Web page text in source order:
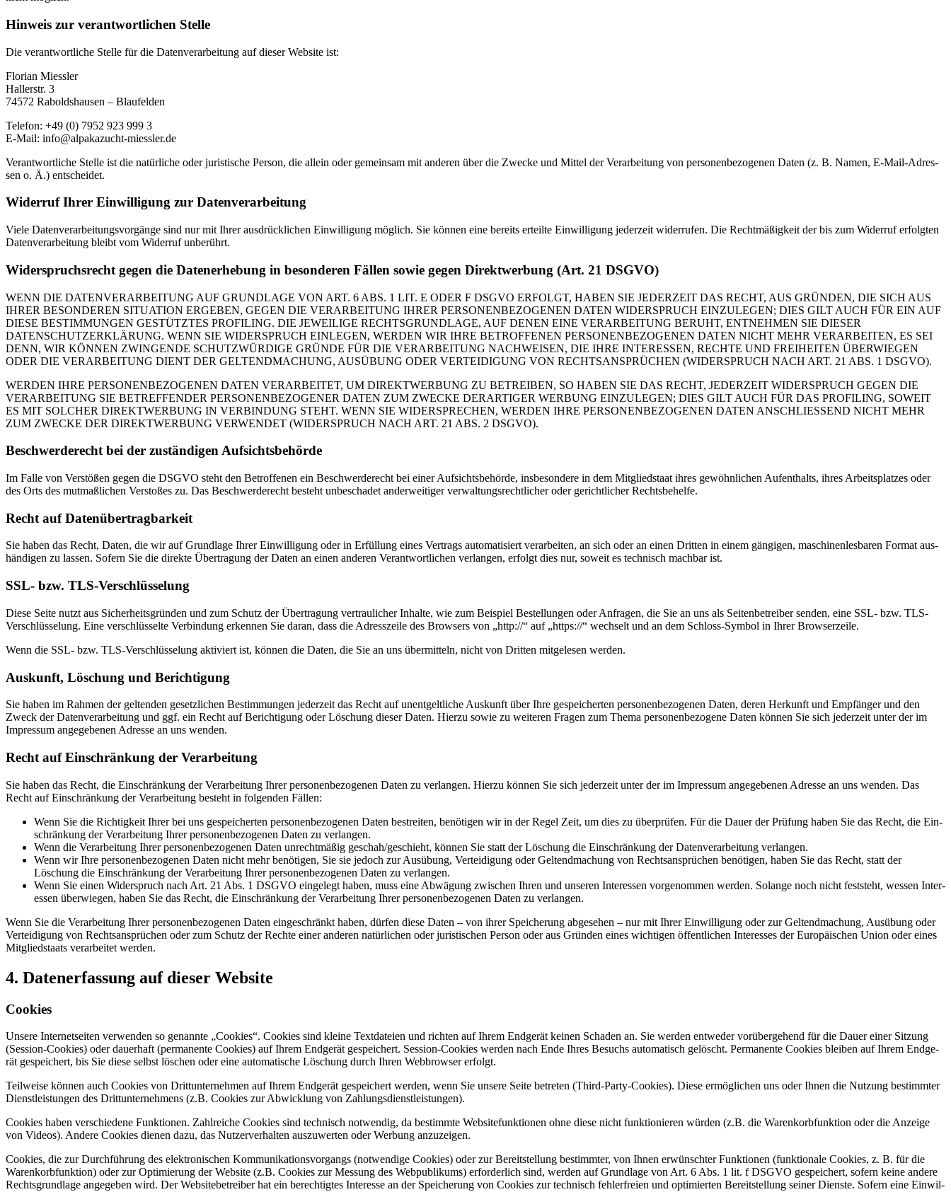
Hin­weis zur ver­ant­wort­li­chen Stel­le
Die ver­ant­wort­li­che Stel­le für die Daten­ver­ar­bei­tung auf die­ser Web­site ist:
Flo­ri­an Miess­ler
Hal­lerstr. 3
74572 Rabold­s­hau­sen – Blaufel­den
Tele­fon: +49 (0) 7952 923 999 3
E‑Mail: info@alpakazucht-miessler.de
Ver­ant­wort­li­che Stel­le ist die natür­li­che oder juris­ti­sche Per­son, die allein oder gemein­sam mit ande­ren über die Zwe­cke und Mit­tel der Ver­ar­bei­tung von per­so­nen­be­zo­ge­nen Daten (z. B. Namen, E‑Mail-Adres­
sen o. Ä.) ent­schei­det.
Wider­ruf Ihrer Ein­wil­li­gung zur Daten­ver­ar­bei­tung
Vie­le Daten­ver­ar­bei­tungs­vor­gän­ge sind nur mit Ihrer aus­drück­li­chen Ein­wil­li­gung mög­lich. Sie kön­nen eine bereits erteil­te Ein­wil­li­gung jeder­zeit wider­ru­fen. Die Recht­mä­ßig­keit der bis zum Wider­ruf erfolg­ten
Daten­ver­ar­bei­tung bleibt vom Wider­ruf unbe­rührt.
Wider­spruchs­recht gegen die Daten­er­he­bung in beson­de­ren Fäl­len sowie gegen Direkt­wer­bung (Art. 21 DSGVO)
WENN DIE DATENVERARBEITUNG AUF GRUNDLAGE VON ART. 6 ABS. 1 LIT. E ODER F DSGVO ERFOLGT, HABEN SIE JEDERZEIT DAS RECHT, AUS GRÜNDEN, DIE SICH AUS
IHRER BESONDEREN SITUATION ERGEBEN, GEGEN DIE VERARBEITUNG IHRER PERSONENBEZOGENEN DATEN WIDERSPRUCH EINZULEGEN; DIES GILT AUCH FÜR EIN AUF
DIESE BESTIMMUNGEN GESTÜTZTES PROFILING. DIE JEWEILIGE RECHTSGRUNDLAGE, AUF DENEN EINE VERARBEITUNG BERUHT, ENTNEHMEN SIE DIESER
DATENSCHUTZERKLÄRUNG. WENN SIE WIDERSPRUCH EINLEGEN, WERDEN WIR IHRE BETROFFENEN PERSONENBEZOGENEN DATEN NICHT MEHR VERARBEITEN, ES SEI
DENN, WIR KÖNNEN ZWINGENDE SCHUTZWÜRDIGE GRÜNDE FÜR DIE VERARBEITUNG NACHWEISEN, DIE IHRE INTERESSEN, RECHTE UND FREIHEITEN ÜBERWIEGEN
ODER DIE VERARBEITUNG DIENT DER GELTENDMACHUNG, AUSÜBUNG ODER VERTEIDIGUNG VON RECHTSANSPRÜCHEN (WIDERSPRUCH NACH ART. 21 ABS. 1 DSGVO).
WERDEN IHRE PERSONENBEZOGENEN DATEN VERARBEITET, UM DIREKTWERBUNG ZU BETREIBEN, SO HABEN SIE DAS RECHT, JEDERZEIT WIDERSPRUCH GEGEN DIE
VERARBEITUNG SIE BETREFFENDER PERSONENBEZOGENER DATEN ZUM ZWECKE DERARTIGER WERBUNG EINZULEGEN; DIES GILT AUCH FÜR DAS PROFILING, SOWEIT
ES MIT SOLCHER DIREKTWERBUNG IN VERBINDUNG STEHT. WENN SIE WIDERSPRECHEN, WERDEN IHRE PERSONENBEZOGENEN DATEN ANSCHLIESSEND NICHT MEHR
ZUM ZWECKE DER DIREKTWERBUNG VERWENDET (WIDERSPRUCH NACH ART. 21 ABS. 2 DSGVO).
Beschwerde­recht bei der zustän­di­gen Aufsichts­behörde
Im Fal­le von Ver­stö­ßen gegen die DSGVO steht den Betrof­fe­nen ein Beschwer­de­recht bei einer Auf­sichts­be­hör­de, ins­be­son­de­re in dem Mit­glied­staat ihres gewöhn­li­chen Auf­ent­halts, ihres Arbeits­plat­zes oder
des Orts des mut­maß­li­chen Ver­sto­ßes zu. Das Beschwer­de­recht besteht unbe­scha­det ander­wei­ti­ger ver­wal­tungs­recht­li­cher oder gericht­li­cher Rechts­be­hel­fe.
Recht auf Daten­übertrag­barkeit
Sie haben das Recht, Daten, die wir auf Grund­la­ge Ihrer Ein­wil­li­gung oder in Erfül­lung eines Ver­trags auto­ma­ti­siert ver­ar­bei­ten, an sich oder an einen Drit­ten in einem gän­gi­gen, maschi­nen­les­ba­ren For­mat aus­
hän­di­gen zu las­sen. Sofern Sie die direk­te Über­tra­gung der Daten an einen ande­ren Ver­ant­wort­li­chen ver­lan­gen, erfolgt dies nur, soweit es tech­nisch mach­bar ist.
SSL- bzw. TLS-Ver­schlüs­se­lung
Die­se Sei­te nutzt aus Sicher­heits­grün­den und zum Schutz der Über­tra­gung ver­trau­li­cher Inhal­te, wie zum Bei­spiel Bestel­lun­gen oder Anfra­gen, die Sie an uns als Sei­ten­be­trei­ber sen­den, eine SSL- bzw. TLS-
Ver­schlüs­se­lung. Eine ver­schlüs­sel­te Ver­bin­dung erken­nen Sie dar­an, dass die Adress­zei­le des Brow­sers von „http://“ auf „https://“ wech­selt und an dem Schloss-Sym­bol in Ihrer Brow­s­er­zei­le.
Wenn die SSL- bzw. TLS-Ver­schlüs­se­lung akti­viert ist, kön­nen die Daten, die Sie an uns über­mit­teln, nicht von Drit­ten mit­ge­le­sen wer­den.
Aus­kunft, Löschung und Berich­ti­gung
Sie haben im Rah­men der gel­ten­den gesetz­li­chen Bestim­mun­gen jeder­zeit das Recht auf unent­gelt­li­che Aus­kunft über Ihre gespei­cher­ten per­so­nen­be­zo­ge­nen Daten, deren Her­kunft und Emp­fän­ger und den
Zweck der Daten­ver­ar­bei­tung und ggf. ein Recht auf Berich­ti­gung oder Löschung die­ser Daten. Hier­zu sowie zu wei­te­ren Fra­gen zum The­ma per­so­nen­be­zo­ge­ne Daten kön­nen Sie sich jeder­zeit unter der im
Impres­sum ange­ge­be­nen Adres­se an uns wen­den.
Recht auf Ein­schrän­kung der Ver­ar­bei­tung
Sie haben das Recht, die Ein­schrän­kung der Ver­ar­bei­tung Ihrer per­so­nen­be­zo­ge­nen Daten zu ver­lan­gen. Hier­zu kön­nen Sie sich jeder­zeit unter der im Impres­sum ange­ge­be­nen Adres­se an uns wen­den. Das
Recht auf Ein­schrän­kung der Ver­ar­bei­tung besteht in fol­gen­den Fäl­len:
Wenn Sie die Rich­tig­keit Ihrer bei uns gespei­cher­ten per­so­nen­be­zo­ge­nen Daten bestrei­ten, benö­ti­gen wir in der Regel Zeit, um dies zu über­prü­fen. Für die Dau­er der Prü­fung haben Sie das Recht, die Ein­
schrän­kung der Ver­ar­bei­tung Ihrer per­so­nen­be­zo­ge­nen Daten zu ver­lan­gen.
Wenn die Ver­ar­bei­tung Ihrer per­so­nen­be­zo­ge­nen Daten unrecht­mä­ßig geschah/geschieht, kön­nen Sie statt der Löschung die Ein­schrän­kung der Daten­ver­ar­bei­tung ver­lan­gen.
Wenn wir Ihre per­so­nen­be­zo­ge­nen Daten nicht mehr benö­ti­gen, Sie sie jedoch zur Aus­übung, Ver­tei­di­gung oder Gel­tend­ma­chung von Rechts­an­sprü­chen benö­ti­gen, haben Sie das Recht, statt der
Löschung die Ein­schrän­kung der Ver­ar­bei­tung Ihrer per­so­nen­be­zo­ge­nen Daten zu ver­lan­gen.
Wenn Sie einen Wider­spruch nach Art. 21 Abs. 1 DSGVO ein­ge­legt haben, muss eine Abwä­gung zwi­schen Ihren und unse­ren Inter­es­sen vor­ge­nom­men wer­den. Solan­ge noch nicht fest­steht, wes­sen Inter­
es­sen über­wie­gen, haben Sie das Recht, die Ein­schrän­kung der Ver­ar­bei­tung Ihrer per­so­nen­be­zo­ge­nen Daten zu ver­lan­gen.
Wenn Sie die Ver­ar­bei­tung Ihrer per­so­nen­be­zo­ge­nen Daten ein­ge­schränkt haben, dür­fen die­se Daten – von ihrer Spei­che­rung abge­se­hen – nur mit Ihrer Ein­wil­li­gung oder zur Gel­tend­ma­chung, Aus­übung oder
Ver­tei­di­gung von Rechts­an­sprü­chen oder zum Schutz der Rech­te einer ande­ren natür­li­chen oder juris­ti­schen Per­son oder aus Grün­den eines wich­ti­gen öffent­li­chen Inter­es­ses der Euro­päi­schen Uni­on oder eines
Mit­glied­staats ver­ar­bei­tet wer­den.
4. Daten­er­fas­sung auf die­ser Web­site
Coo­kies
Unse­re Inter­net­sei­ten ver­wen­den so genann­te „Coo­kies“. Coo­kies sind klei­ne Text­da­tei­en und rich­ten auf Ihrem End­ge­rät kei­nen Scha­den an. Sie wer­den ent­we­der vor­über­ge­hend für die Dau­er einer Sit­zung
(Ses­si­on-Coo­kies) oder dau­er­haft (per­ma­nen­te Coo­kies) auf Ihrem End­ge­rät gespei­chert. Ses­si­on-Coo­kies wer­den nach Ende Ihres Besuchs auto­ma­tisch gelöscht. Per­ma­nen­te Coo­kies blei­ben auf Ihrem End­ge­
rät gespei­chert, bis Sie die­se selbst löschen oder eine auto­ma­ti­sche Löschung durch Ihren Web­brow­ser erfolgt.
Teil­wei­se kön­nen auch Coo­kies von Dritt­un­ter­neh­men auf Ihrem End­ge­rät gespei­chert wer­den, wenn Sie unse­re Sei­te betre­ten (Third-Par­ty-Coo­kies). Die­se ermög­li­chen uns oder Ihnen die Nut­zung bestimm­ter
Dienst­leis­tun­gen des Dritt­un­ter­neh­mens (z.B. Coo­kies zur Abwick­lung von Zah­lungs­dienst­leis­tun­gen).
Coo­kies haben ver­schie­de­ne Funk­tio­nen. Zahl­rei­che Coo­kies sind tech­nisch not­wen­dig, da bestimm­te Web­site­funk­tio­nen ohne die­se nicht funk­tio­nie­ren wür­den (z.B. die Waren­korb­funk­ti­on oder die Anzei­ge
von Vide­os). Ande­re Coo­kies die­nen dazu, das Nut­zer­ver­hal­ten aus­zu­wer­ten oder Wer­bung anzu­zei­gen.
Coo­kies, die zur Durch­füh­rung des elek­tro­ni­schen Kom­mu­ni­ka­ti­ons­vor­gangs (not­wen­di­ge Coo­kies) oder zur Bereit­stel­lung bestimm­ter, von Ihnen erwünsch­ter Funk­tio­nen (funk­tio­na­le Coo­kies, z. B. für die
Waren­korb­funk­ti­on) oder zur Opti­mie­rung der Web­site (z.B. Coo­kies zur Mes­sung des Web­pu­bli­kums) erfor­der­lich sind, wer­den auf Grund­la­ge von Art. 6 Abs. 1 lit. f DSGVO gespei­chert, sofern kei­ne ande­re
Rechts­grund­la­ge ange­ge­ben wird. Der Web­site­be­trei­ber hat ein berech­tig­tes Inter­es­se an der Spei­che­rung von Coo­kies zur tech­nisch feh­ler­frei­en und opti­mier­ten Bereit­stel­lung sei­ner Diens­te. Sofern eine Ein­wil­